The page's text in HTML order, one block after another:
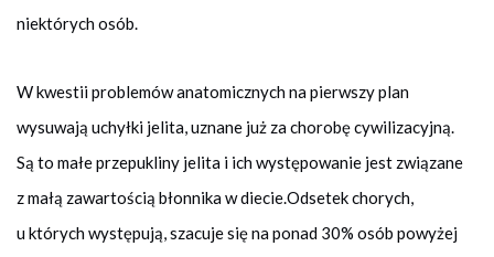
niektórych osób.
W kwestii problemów anatomicznych na pierwszy plan
wysuwają uchyłki jelita, uznane już za chorobę cywilizacyjną.
Są to małe przepukliny jelita i ich występowanie jest związane
z małą zawartością błonnika w diecie.Odsetek chorych,
u których występują, szacuje się na ponad 30% osób powyżej